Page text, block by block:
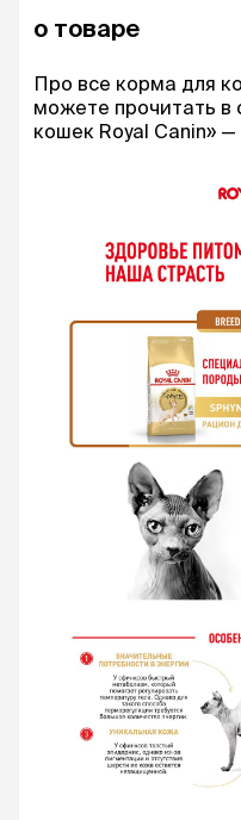
о товаре
Про все корма для
можете прочитать в
кошек Royal Canin» —